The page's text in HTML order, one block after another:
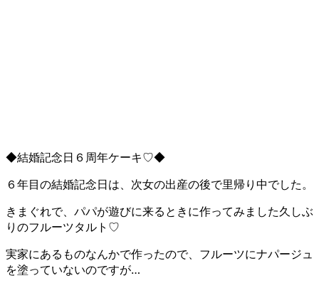
◆結婚記念日６周年ケーキ♡◆
６年目の結婚記念日は、次女の出産の後で里帰り中でした。
きまぐれで、パパが遊びに来るときに作ってみました久しぶ
りのフルーツタルト♡
実家にあるものなんかで作ったので、フルーツにナパージュ
を塗っていないのですが…